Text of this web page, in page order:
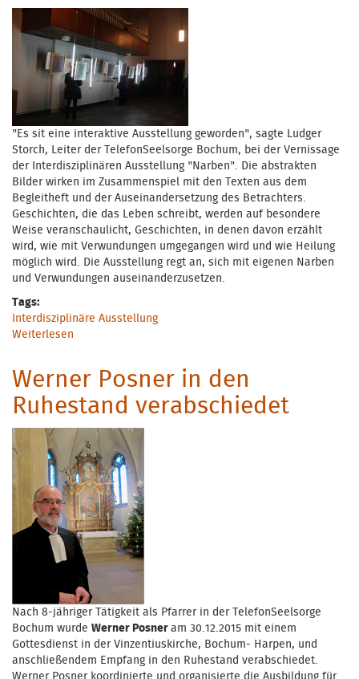
"Es sit eine interaktive Ausstellung geworden", sagte Ludger
Storch, Leiter der TelefonSeelsorge Bochum, bei der Vernissage
der Interdisziplinären Ausstellung "Narben". Die abstrakten
Bilder wirken im Zusammenspiel mit den Texten aus dem
Begleitheft und der Auseinandersetzung des Betrachters.
Geschichten, die das Leben schreibt, werden auf besondere
Weise veranschaulicht, Geschichten, in denen davon erzählt
wird, wie mit Verwundungen umgegangen wird und wie Heilung
möglich wird. Die Ausstellung regt an, sich mit eigenen Narben
und Verwundungen auseinanderzusetzen.
Tags:
Interdisziplinäre Ausstellung
Weiterlesen
Werner Posner in den
Ruhestand verabschiedet
Nach 8-jähriger Tätigkeit als Pfarrer in der TelefonSeelsorge
Bochum wurde Werner Posner am 30.12.2015 mit einem
Gottesdienst in der Vinzentiuskirche, Bochum- Harpen, und
anschließendem Empfang in den Ruhestand verabschiedet.
Werner Posner koordinierte und organisierte die Ausbildung für